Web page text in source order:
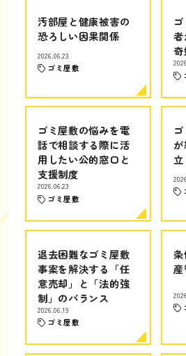
汚部屋と健康被害の
恐ろしい因果関係
2026.06.23
ゴミ屋敷
ゴミ屋敷の悩みを電
話で相談する際に活
用したい公的窓口と
支援制度
2026.06.23
ゴミ屋敷
退去困難なゴミ屋敷
事案を解決する「任
意売却」と「法的強
制」のバランス
2026.06.19
ゴミ屋敷